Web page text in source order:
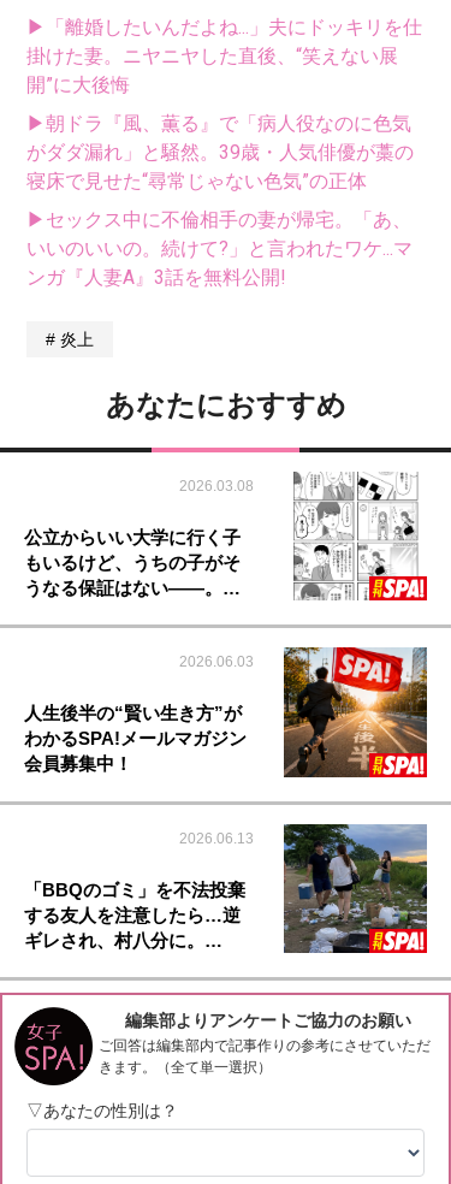
▶「離婚したいんだよね...」夫にドッキリを仕
掛けた妻。ニヤニヤした直後、“笑えない展
開”に大後悔
▶朝ドラ『風、薫る』で「病人役なのに色気
がダダ漏れ」と騒然。39歳・人気俳優が藁の
寝床で見せた“尋常じゃない色気”の正体
▶セックス中に不倫相手の妻が帰宅。「あ、
いいのいいの。続けて?」と言われたワケ...マ
ンガ『人妻A』3話を無料公開!
炎上
あなたにおすすめ
2026.03.08
公立からいい大学に行く子
もいるけど、うちの子がそ
うなる保証はない――。…
2026.06.03
人生後半の“賢い生き方”が
わかるSPA!メールマガジン
会員募集中！
2026.06.13
「BBQのゴミ」を不法投棄
する友人を注意したら…逆
ギレされ、村八分に。…